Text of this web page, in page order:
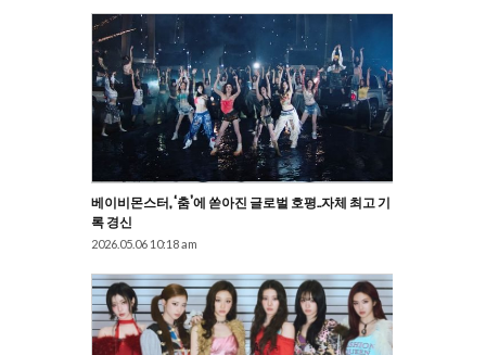
베이비몬스터, ‘춤’에 쏟아진 글로벌 호평..자체 최고 기
록 경신
2026.05.06 10:18 am